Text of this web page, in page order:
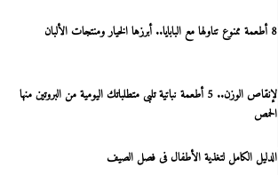
8 أطعمة ممنوع تناولها مع البابايا.. أبرزها الخيار ومنتجات الألبان
لإنقاص الوزن.. 5 أطعمة نباتية تلبى متطلباتك اليومية من البروتين منها
الحمص
الدليل الكامل لتغذية الأطفال فى فصل الصيف